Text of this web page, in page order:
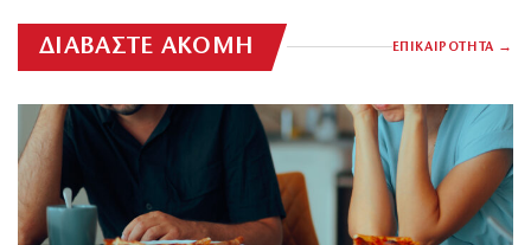
ΔΙΑΒΑΣΤΕ ΑΚΟΜΗ ΕΠΙΚΑΙΡΟΤΗΤΑ